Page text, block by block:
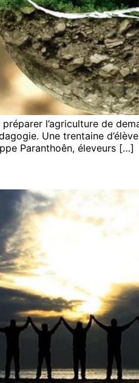
l’agriculture de
Une trentaine
Paranthoên, éleveurs […]